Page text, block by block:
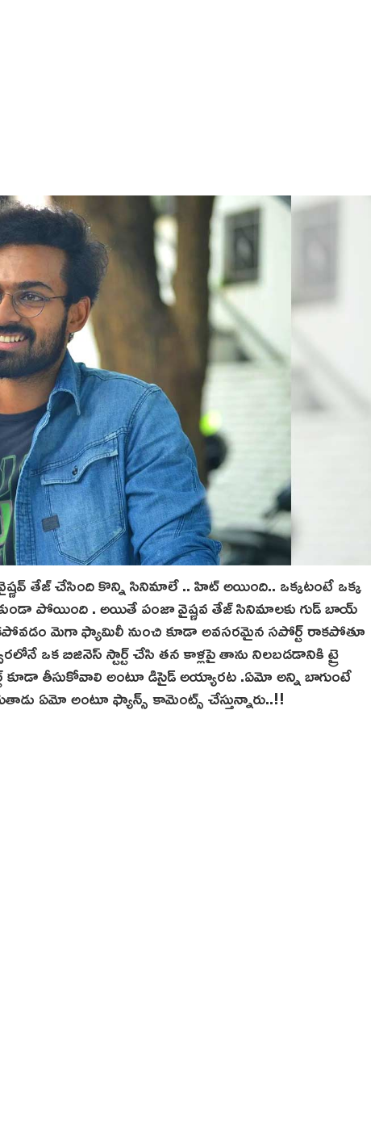
తేజ్ చేసింది కొన్ని సినిమాలే .. హిట్ అయింది.. ఒక్కటంటే ఒక్క
పోయింది . అయితే పంజా వైష్ణవ తేజ్ సినిమాలకు గుడ్ బాయ్
మెగా ఫ్యామిలీ నుంచి కూడా అవసరమైన సపోర్ట్ రాకపోతూ
ఒక బిజినెస్ స్టార్ట్ చేసి తన కాళ్లపై తాను నిలబడడానికి ట్రై
కూడా తీసుకోవాలి అంటూ డిసైడ్ అయ్యారట .ఏమో అన్ని బాగుంటే
ఏమో అంటూ ఫ్యాన్స్ కామెంట్స్ చేస్తున్నారు..!!